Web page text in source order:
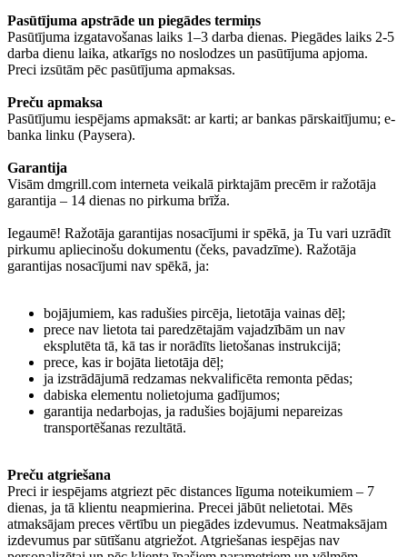
Pasūtījuma apstrāde un piegādes termiņs
Pasūtījuma izgatavošanas laiks 1–3 darba dienas. Piegādes laiks 2-5
darba dienu laika, atkarīgs no noslodzes un pasūtījuma apjoma.
Preci izsūtām pēc pasūtījuma apmaksas.
Preču apmaksa
Pasūtījumu iespējams apmaksāt: ar karti; ar bankas pārskaitījumu; e-
banka linku (Paysera).
Garantija
Visām dmgrill.com interneta veikalā pirktajām precēm ir ražotāja
garantija – 14 dienas no pirkuma brīža.
Iegaumē! Ražotāja garantijas nosacījumi ir spēkā, ja Tu vari uzrādīt
pirkumu apliecinošu dokumentu (čeks, pavadzīme). Ražotāja
garantijas nosacījumi nav spēkā, ja:
bojājumiem, kas radušies pircēja, lietotāja vainas dēļ;
prece nav lietota tai paredzētajām vajadzībām un nav
eksplutēta tā, kā tas ir norādīts lietošanas instrukcijā;
prece, kas ir bojāta lietotāja dēļ;
ja izstrādājumā redzamas nekvalificēta remonta pēdas;
dabiska elementu nolietojuma gadījumos;
garantija nedarbojas, ja radušies bojājumi nepareizas
transportēšanas rezultātā.
Preču atgriešana
Preci ir iespējams atgriezt pēc distances līguma noteikumiem – 7
dienas, ja tā klientu neapmierina. Precei jābūt nelietotai. Mēs
atmaksājam preces vērtību un piegādes izdevumus. Neatmaksājam
izdevumus par sūtīšanu atgriežot. Atgriešanas iespējas nav